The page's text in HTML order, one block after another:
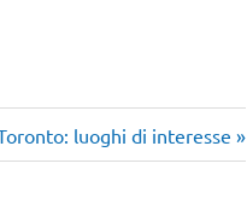
luoghi di interesse